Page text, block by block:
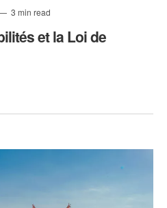
3 min read
et la Loi de